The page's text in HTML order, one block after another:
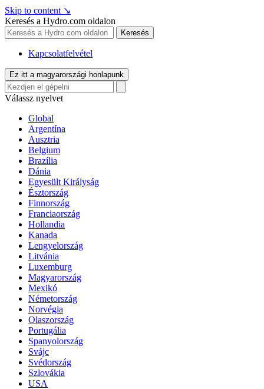
Skip to content ↘
Keresés a Hydro.com oldalon
Keresés
Kapcsolatfelvétel
Ez itt a magyarországi honlapunk
Válassz nyelvet
Global
Argentína
Ausztria
Belgium
Brazília
Dánia
Egyesült Királyság
Észtország
Finnország
Franciaország
Hollandia
Kanada
Lengyelország
Litvánia
Luxemburg
Magyarország
Mexikó
Németország
Norvégia
Olaszország
Portugália
Spanyolország
Svájc
Svédország
Szlovákia
USA